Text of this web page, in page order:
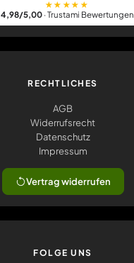
★★★★★
4,98/5,00· Trustami Bewertungen
RECHTLICHES
AGB
Widerrufsrecht
Datenschutz
Impressum
Vertrag widerrufen
FOLGE UNS